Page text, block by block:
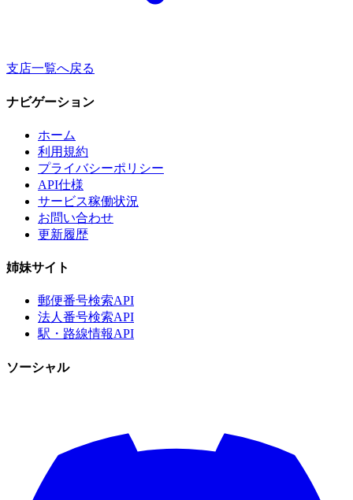
支店一覧へ戻る
ナビゲーション
ホーム
利用規約
プライバシーポリシー
API仕様
サービス稼働状況
お問い合わせ
更新履歴
姉妹サイト
郵便番号検索API
法人番号検索API
駅・路線情報API
ソーシャル